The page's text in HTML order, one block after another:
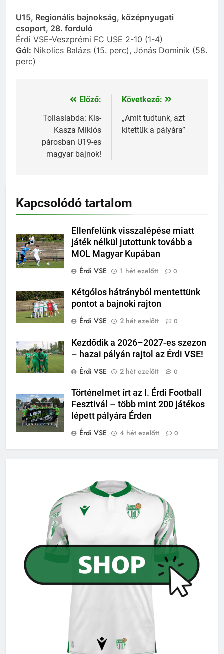
U15, Regionális bajnokság, középnyugati
csoport, 28. forduló
Érdi VSE-Veszprémi FC USE 2-10 (1-4)
Gól: Nikolics Balázs (15. perc), Jónás Dominik (58.
perc)
Bejegyzés
navigáció
Előző:
Tollaslabda: Kis-
Kasza Miklós
párosban U19-es
magyar bajnok!
Következő:
„Amit tudtunk, azt
kitettük a pályára”
Kapcsolódó tartalom
Ellenfelünk visszalépése miatt
játék nélkül jutottunk tovább a
MOL Magyar Kupában
Érdi VSE
1 hét ezelőtt 0
Kétgólos hátrányból mentettünk
pontot a bajnoki rajton
Érdi VSE
2 hét ezelőtt 0
Kezdődik a 2026–2027-es szezon
– hazai pályán rajtol az Érdi VSE!
Érdi VSE
2 hét ezelőtt 0
Történelmet írt az I. Érdi Football
Fesztivál – több mint 200 játékos
lépett pályára Érden
Érdi VSE
4 hét ezelőtt 0